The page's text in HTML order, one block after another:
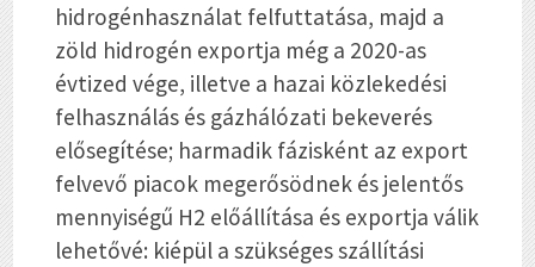
hidrogénhasználat felfuttatása, majd a
zöld hidrogén exportja még a 2020-as
évtized vége, illetve a hazai közlekedési
felhasználás és gázhálózati bekeverés
elősegítése; harmadik fázisként az export
felvevő piacok megerősödnek és jelentős
mennyiségű H2 előállítása és exportja válik
lehetővé: kiépül a szükséges szállítási